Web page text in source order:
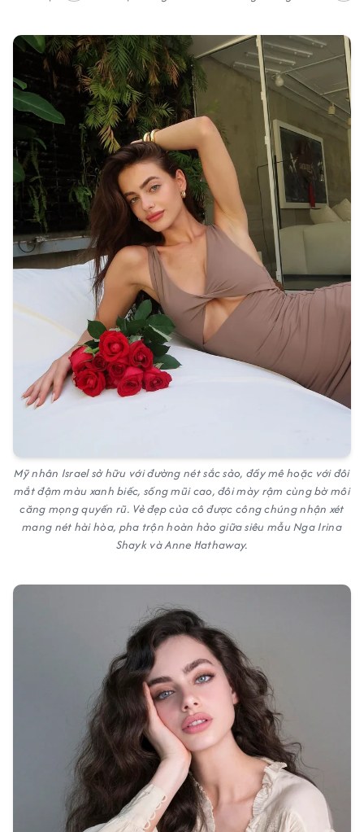
Mỹ nhân Israel sở hữu với đường nét sắc sảo, đầy mê hoặc với đôi
mắt đậm màu xanh biếc, sống mũi cao, đôi mày rậm cùng bờ môi
căng mọng quyến rũ. Vẻ đẹp của cô được công chúng nhận xét
mang nét hài hòa, pha trộn hoàn hảo giữa siêu mẫu Nga Irina
Shayk và Anne Hathaway.